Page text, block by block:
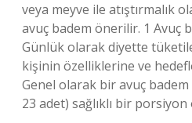
veya meyve ile atıştırmalık
avuç badem önerilir. 1 Avuç
Günlük olarak diyette
kişinin özelliklerine ve
Genel olarak bir avuç badem
23 adet) sağlıklı bir